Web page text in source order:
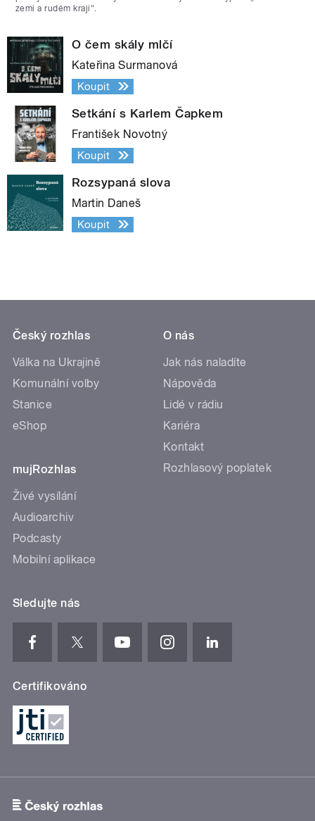
zemi a rudém kraji“.
O čem skály mlčí
Kateřina Surmanová
Koupit
Setkání s Karlem Čapkem
František Novotný
Koupit
Rozsypaná slova
Martin Daneš
Koupit
Český rozhlas
Válka na Ukrajině
Komunální volby
Stanice
eShop
mujRozhlas
Živé vysílání
Audioarchiv
Podcasty
Mobilní aplikace
O nás
Jak nás naladíte
Nápověda
Lidé v rádiu
Kariéra
Kontakt
Rozhlasový poplatek
Sledujte nás
Certifikováno